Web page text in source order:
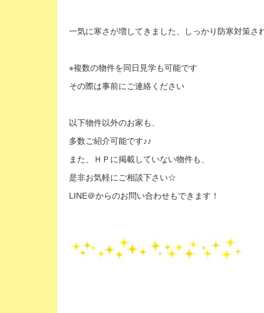
一気に寒さが増してきました、しっかり防寒対策さ
※複数の物件を同日見学も可能です
その際は事前にご連絡ください
以下物件以外のお家も、
多数ご紹介可能です♪♪
また、ＨＰに掲載していない物件も、
是非お気軽にご相談下さい☆
LINE＠からのお問い合わせもできます！